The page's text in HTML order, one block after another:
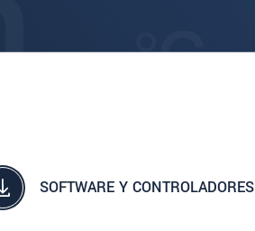
SOFTWARE Y CONTROLADORES